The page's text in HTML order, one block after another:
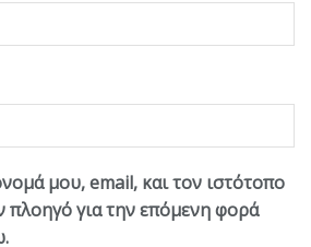
μου, email, και τον ιστότοπο
πλοηγό για την επόμενη φορά